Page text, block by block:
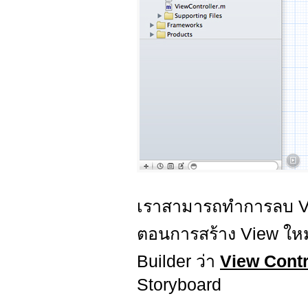
เราสามารถทำการลบ
ตอนการสร้าง View ใ
Builder ว่า View
Storyboard